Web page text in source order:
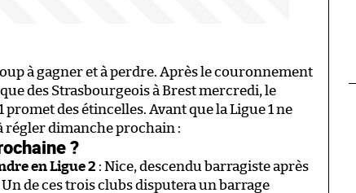
à gagner et à perdre. Après le couronnement
des Strasbourgeois à Brest mercredi, le
des étincelles. Avant que la Ligue 1 ne
régler dimanche prochain :
?
en Ligue 2 : Nice, descendu barragiste après
Un de ces trois clubs disputera un barrage